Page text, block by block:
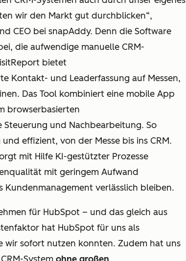
wir den Markt gut durchblicken“,
CEO bei snapAddy. Denn die Software
die aufwendige manuelle CRM-
bietet
Kontakt- und Leaderfassung auf Messen,
Das Tool kombiniert eine mobile App
browserbasierten
und Nachbearbeitung. So
effizient, von der Messe bis ins CRM.
mit Hilfe KI-gestützter Prozesse
mit geringem Aufwand
verlässlich bleiben.
für HubSpot – und das gleich aus
hat HubSpot für uns als
wir sofort nutzen konnten. Zudem hat uns